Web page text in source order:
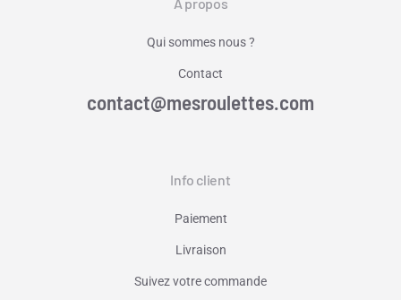
Qui sommes nous ?
Contact
contact@mesroulettes.com
Info client
Paiement
Livraison
Suivez votre commande